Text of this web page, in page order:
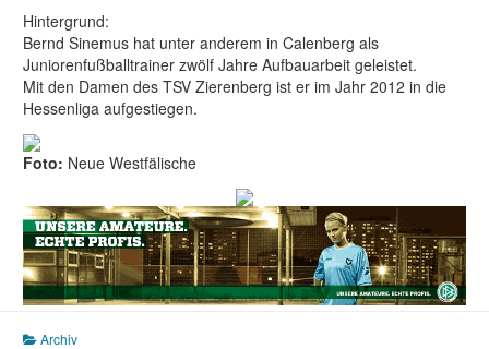
Hintergrund:
Bernd Sinemus hat unter anderem in Calenberg als
Juniorenfußballtrainer zwölf Jahre Aufbauarbeit geleistet.
Mit den Damen des TSV Zierenberg ist er im Jahr 2012 in die
Hessenliga aufgestiegen.
Foto: Neue Westfälische
Archiv